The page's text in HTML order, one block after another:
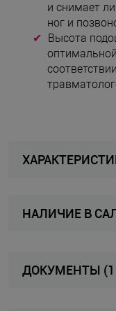
и снимает
ног и
Высота
Для кого
НАЛИЧИЕ В
ДОКУМЕНТЫ (1